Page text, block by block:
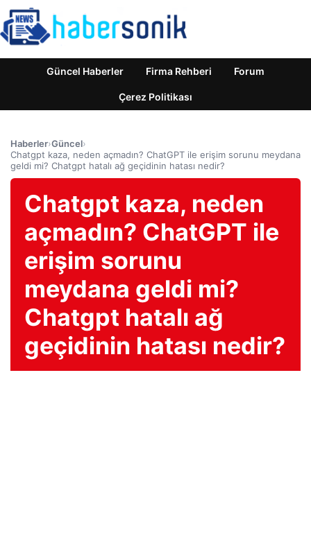
Güncel Haberler Firma Rehberi Forum
Çerez Politikası
Haberler›Güncel›
Chatgpt kaza, neden açmadın? ChatGPT ile erişim sorunu meydana
geldi mi? Chatgpt hatalı ağ geçidinin hatası nedir?
Chatgpt kaza, neden
açmadın? ChatGPT ile
erişim sorunu
meydana geldi mi?
Chatgpt hatalı ağ
geçidinin hatası nedir?